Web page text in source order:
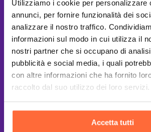
Utilizziamo i cookie per personalizzare
annunci, per fornire funzionalità dei
analizzare il nostro traffico.
informazioni sul modo in cui utilizza il
nostri partner che si occupano di
pubblicità e social media, i quali
con altre informazioni che ha fornito
raccolto dal suo utilizzo dei loro servizi.
Accetta tutti